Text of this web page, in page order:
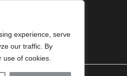
experience, serve
our traffic. By
use of cookies.